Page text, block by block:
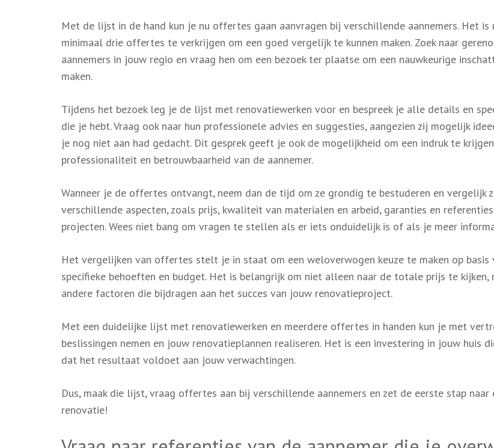
Met de lijst in de hand kun je nu offertes gaan aanvragen bij verschillende aannemers. Het is
minimaal drie offertes te verkrijgen om een goed vergelijk te kunnen maken. Zoek naar
aannemers in jouw regio en vraag hen om een bezoek ter plaatse om een nauwkeurige
maken.
Tijdens het bezoek leg je de lijst met renovatiewerken voor en bespreek je alle details en
die je hebt. Vraag ook naar hun professionele advies en suggesties, aangezien zij mogelijk
je nog niet aan had gedacht. Dit gesprek geeft je ook de mogelijkheid om een indruk te
professionaliteit en betrouwbaarheid van de aannemer.
Wanneer je de offertes ontvangt, neem dan de tijd om ze grondig te bestuderen en vergelijk
verschillende aspecten, zoals prijs, kwaliteit van materialen en arbeid, garanties en
projecten. Wees niet bang om vragen te stellen als er iets onduidelijk is of als je meer
Het vergelijken van offertes stelt je in staat om een weloverwogen keuze te maken op basis
specifieke behoeften en budget. Het is belangrijk om niet alleen naar de totale prijs te kijken,
andere factoren die bijdragen aan het succes van jouw renovatieproject.
Met een duidelijke lijst met renovatiewerken en meerdere offertes in handen kun je met
beslissingen nemen en jouw renovatieplannen realiseren. Het is een investering in jouw huis
dat het resultaat voldoet aan jouw verwachtingen.
Dus, maak die lijst, vraag offertes aan bij verschillende aannemers en zet de eerste stap naar
renovatie!